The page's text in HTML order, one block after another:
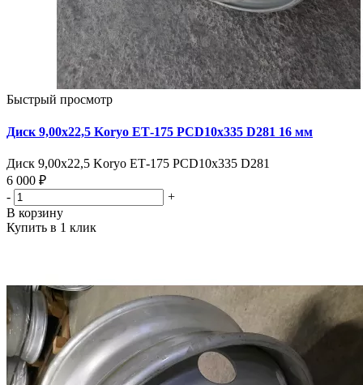
Быстрый просмотр
Диск 9,00х22,5 Koryo ЕТ-175 PCD10x335 D281 16 мм
Диск 9,00х22,5 Koryo ЕТ-175 PCD10x335 D281
6 000 ₽
-
+
В корзину
Купить в 1 клик